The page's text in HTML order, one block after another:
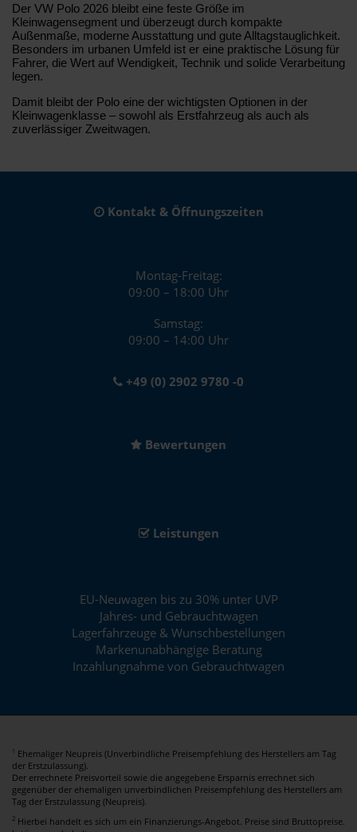
Der VW Polo 2026 bleibt eine feste Größe im
Kleinwagensegment und überzeugt durch kompakte
Außenmaße, moderne Ausstattung und gute Alltagstauglichkeit.
Besonders im urbanen Umfeld ist er eine praktische Lösung für
Fahrer, die Wert auf Wendigkeit, Technik und solide Verarbeitung
legen.
Damit bleibt der Polo eine der wichtigsten Optionen in der
Kleinwagenklasse – sowohl als Erstfahrzeug als auch als
zuverlässiger Zweitwagen.
Kontakt & Öffnungszeiten
Montag-Freitag:
09:00 – 18:00 Uhr
Samstag:
09:00 – 14:00 Uhr
+49 (0) 2902 9780 -0
Bewertungen
Leistungen
EU-Neuwagen bis zu 30% unter UVP
Jahres- und Gebrauchtwagen
Lagerfahrzeuge & Wunschbestellungen
Markenunabhängige Beratung
Inzahlungnahme von Gebrauchtwagen
1
Ehemaliger Neupreis (Unverbindliche Preisempfehlung des Herstellers am Tag
der Erstzulassung).
Der errechnete Preisvorteil sowie die angegebene Ersparnis errechnet sich
gegenüber der ehemaligen unverbindlichen Preisempfehlung des Herstellers am
Tag der Erstzulassung (Neupreis).
2 Hierbei handelt es sich um ein Finanzierungs-Angebot. Preise sind Bruttopreise.